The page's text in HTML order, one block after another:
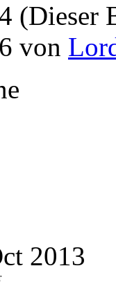
(Dieser
von
2013